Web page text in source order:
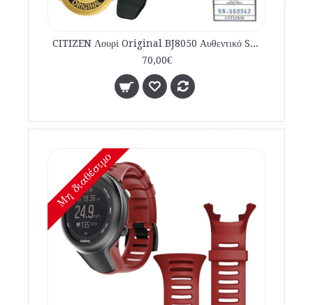
CITIZEN Λουρί Original BJ8050 Αυθεντικό Strap καταδυτικό 59-S50342
70,00€
Mη διαθέσιμο